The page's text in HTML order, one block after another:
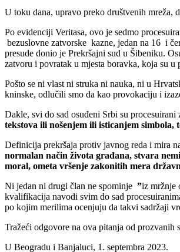
U toku dana, upravo preko društvenih mreža,
Po evidenciji Veritasa, ovo je sedmo
bezuslovne zatvorske kazne, jedan na 16 i
presude donio je Prekršajni sud u Šibeniku.
zatvoru i povratak u mjesta boravka, koja su u
Pošto se ni vlast ni struka ni nauka, ni u
kninske, odlučili smo da kao provokaciju i
Dakle, svi do sad osuđeni Srbi su
tekstova ili nošenjem ili isticanjem simbola,
Definicija prekršaja protiv javnog reda i mira
normalan način života građana, stvara
moral, ometa vršenje zakonitih mera
Ni jedan ni drugi član ne spominje ”iz mržnje
kvalifikacija navodi svim do sad
po kojim merilima ocenjuju da takvi sadržaji
Tražeći odgovore na ova pitanja od
U Beogradu i Banjaluci, 1. septembra 2023.